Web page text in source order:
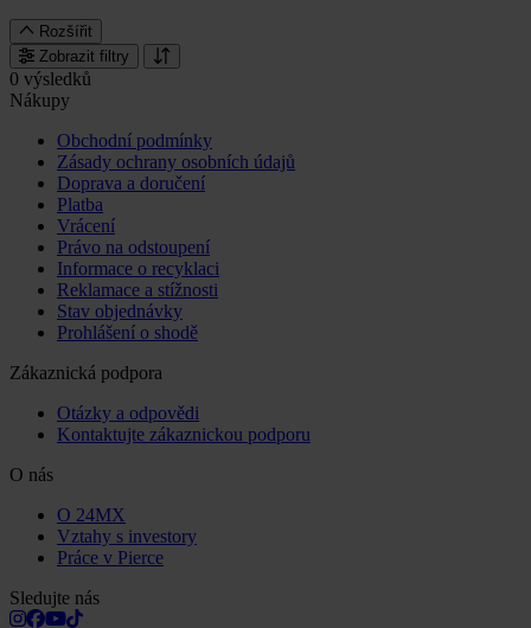
Rozšířit
Zobrazit filtry
0 výsledků
Nákupy
Obchodní podmínky
Zásady ochrany osobních údajů
Doprava a doručení
Platba
Vrácení
Právo na odstoupení
Informace o recyklaci
Reklamace a stížnosti
Stav objednávky
Prohlášení o shodě
Zákaznická podpora
Otázky a odpovědi
Kontaktujte zákaznickou podporu
O nás
O 24MX
Vztahy s investory
Práce v Pierce
Sledujte nás